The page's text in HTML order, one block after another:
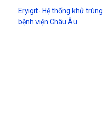
Eryigit- Hệ thống khử trùng
bệnh viện Châu Âu